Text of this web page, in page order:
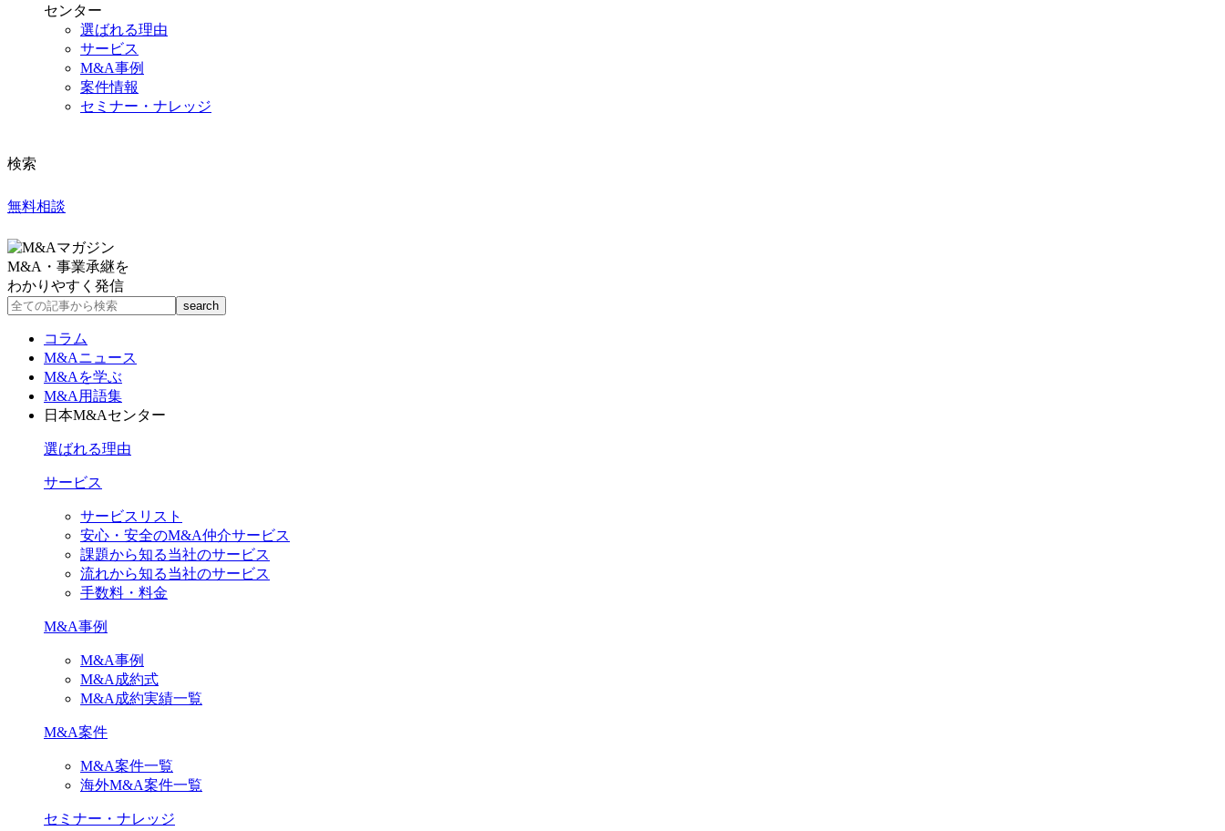
センター
選ばれる理由
サービス
M&A事例
案件情報
セミナー・ナレッジ
検索
無料相談
M&A・事業承継を
わかりやすく発信
コラム
M&Aニュース
M&Aを学ぶ
M&A用語集
日本M&Aセンター
選ばれる理由
サービス
サービスリスト
安心・安全のM&A仲介サービス
課題から知る当社のサービス
流れから知る当社のサービス
手数料・料金
M&A事例
M&A事例
M&A成約式
M&A成約実績一覧
M&A案件
M&A案件一覧
海外M&A案件一覧
セミナー・ナレッジ